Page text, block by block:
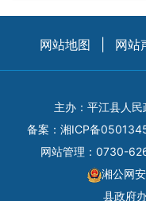
网站地图 网站
主办：平江县人民
备案： 湘ICP备
网站管理：0730-
湘公网
县政府